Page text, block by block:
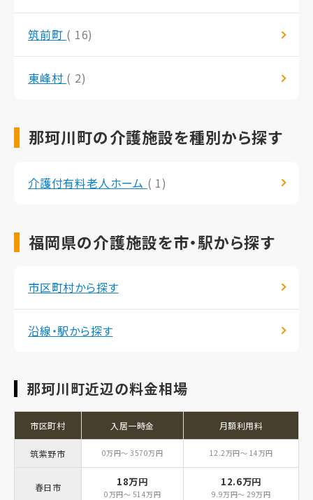
筑前町 ( 16)
東峰村 ( 2)
那珂川町の介護施設を種別から探す
介護付有料老人ホーム ( 1)
福岡県の介護施設を市・駅から探す
市区町村から探す
沿線・駅から探す
那珂川町近辺の料金相場
市区町村 入居一時金 月額利用料
筑紫野市 0万円～ 3570万円 12.2万円～ 14万円
春日市 18万円
0万円～ 514万円
12.6万円
9.9万円～ 29万円